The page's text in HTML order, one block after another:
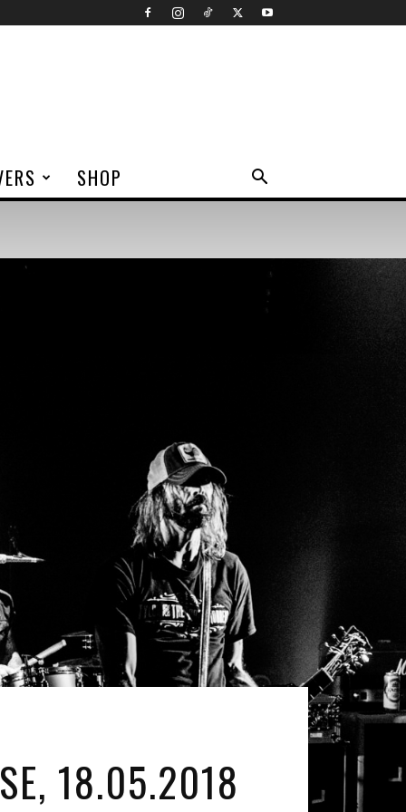
SHOP
18.05.2018